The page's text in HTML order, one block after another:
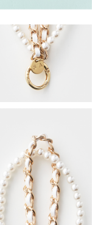
商店將買賣／分期付款
的，商店將以您的個人
項蒐集、處理及利用，
對及更正。
userRule
查看運費